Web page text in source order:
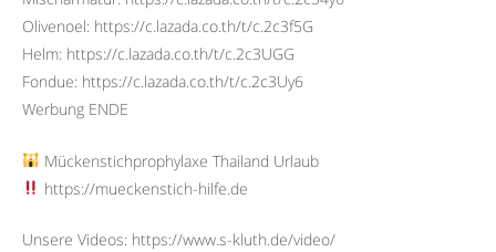
Olivenoel: https://c.lazada.co.th/t/c.2c3f5G
Helm: https://c.lazada.co.th/t/c.2c3UGG
Fondue: https://c.lazada.co.th/t/c.2c3Uy6
Werbung ENDE
Mückenstichprophylaxe Thailand Urlaub
https://mueckenstich-hilfe.de
Unsere Videos: https://www.s-kluth.de/video/